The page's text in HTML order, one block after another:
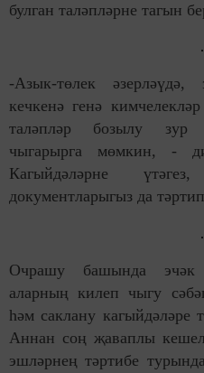
булган таләпләрне тагын
-Азык-төлек әзерләүдә,
кечкенә генә
таләпләр бозылу зур
чыгарырга мөмкин, -
Кагыйдәләрне
документларыгыз да
Очрашу башында эчәк
аларның килеп чыгу
һәм саклану кагыйдәләре
Аннан соң җаваплы
эшләрнең тәртибе